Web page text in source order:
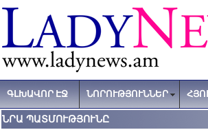
ԳԼԽԱՎՈՐ ԷՋ ՆՈՐՈՒԹՅՈՒՆՆԵՐ
ՆՐԱ ՊԱՏՄՈՒԹՅՈՒՆԸ